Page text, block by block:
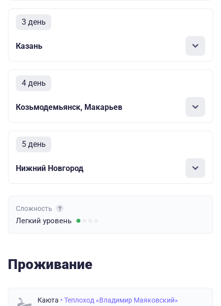
3 день
Казань
4 день
Козьмодемьянск, Макарьев
5 день
Нижний Новгород
Сложность
Легкий уровень
Проживание
Каюта • Теплоход «Владимир Маяковский»